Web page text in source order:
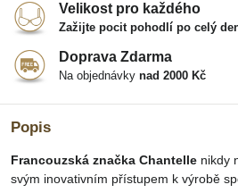
Popis
Francouzská značka Chantelle nikdy
svým inovativním přístupem k výrobě
Velikost pro každého
Zažijte pocit pohodlí po celý
Doprava Zdarma
Na objednávky nad 2000 Kč